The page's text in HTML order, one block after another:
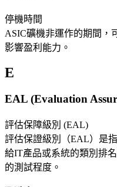
停機時間
ASIC礦機非運作的期間，
影響盈利能力。
E
EAL (Evaluation
評估保障級別 (EAL)
評估保證級別（EAL）是
給IT產品或系統的類別排
的測試程度。